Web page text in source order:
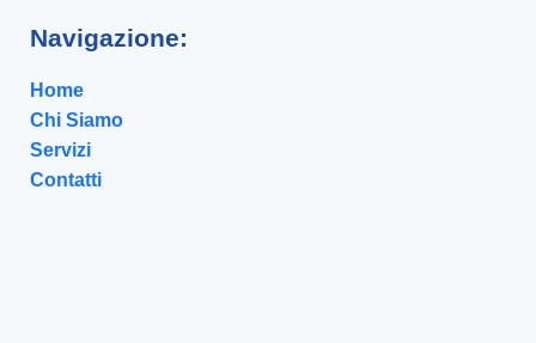
Navigazione:
Home
Chi Siamo
Servizi
Contatti